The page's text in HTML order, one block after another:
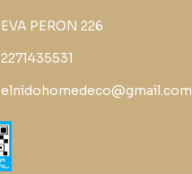
EVA PERON 226
2271435531
elnidohomedeco@gmail.com